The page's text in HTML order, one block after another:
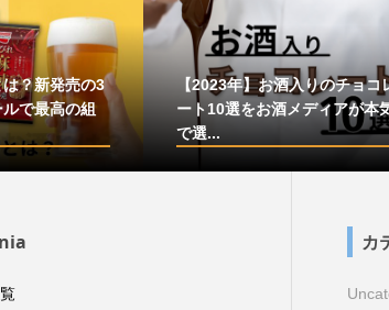
？新発売の3
で最高の組
【2023年】お酒入りのチョコ
ート10選をお酒メディアが本
で選...
カ